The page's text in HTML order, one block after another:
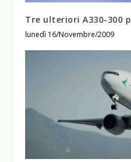
Tre ulteriori A330-300
lunedì 16/Novembre/2009